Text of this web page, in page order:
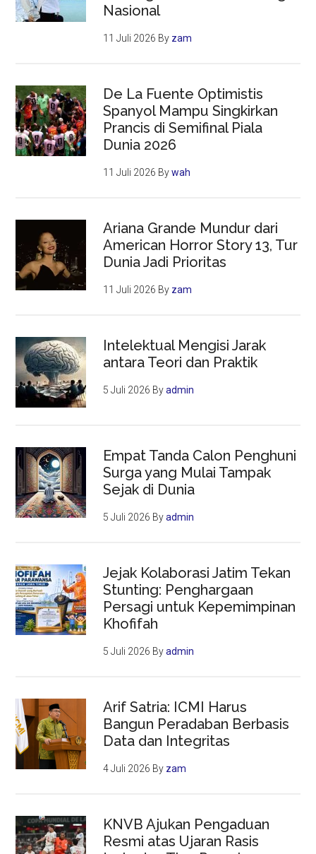
Nasional
11 Juli 2026 By zam
De La Fuente Optimistis
Spanyol Mampu Singkirkan
Prancis di Semifinal Piala
Dunia 2026
11 Juli 2026 Bywah
Ariana Grande Mundur dari
American Horror Story 13, Tur
Dunia Jadi Prioritas
11 Juli 2026 By zam
Intelektual Mengisi Jarak
antara Teori dan Praktik
5 Juli 2026 Byadmin
Empat Tanda Calon Penghuni
Surga yang Mulai Tampak
Sejak di Dunia
5 Juli 2026 Byadmin
Jejak Kolaborasi Jatim Tekan
Stunting: Penghargaan
Persagi untuk Kepemimpinan
Khofifah
5 Juli 2026 Byadmin
Arif Satria: ICMI Harus
Bangun Peradaban Berbasis
Data dan Integritas
4 Juli 2026 By zam
KNVB Ajukan Pengaduan
Resmi atas Ujaran Rasis